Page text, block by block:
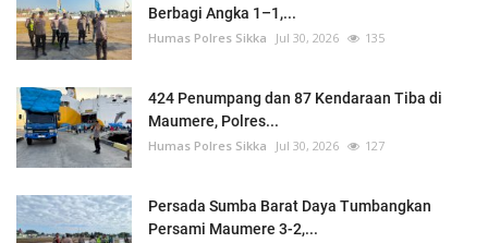
Berbagi Angka 1–1,...
Humas Polres Sikka Jul 30, 2026 135
424 Penumpang dan 87 Kendaraan Tiba di
Maumere, Polres...
Humas Polres Sikka Jul 30, 2026 127
Persada Sumba Barat Daya Tumbangkan
Persami Maumere 3-2,...